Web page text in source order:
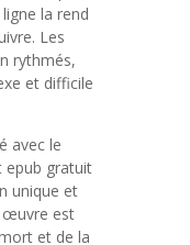
la rend
Les
rythmés,
et difficile
avec le
epub gratuit
unique et
œuvre est
et de la